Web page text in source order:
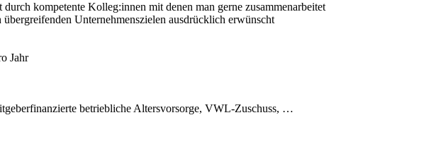
kompetente Kolleg:innen mit denen man gerne zusammenarbeitet
Unternehmenszielen ausdrücklich erwünscht
Jahr
betriebliche Altersvorsorge, VWL-Zuschuss, …